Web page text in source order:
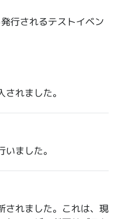
行されるテストイベン
されました。
いました。
されました。これは、現